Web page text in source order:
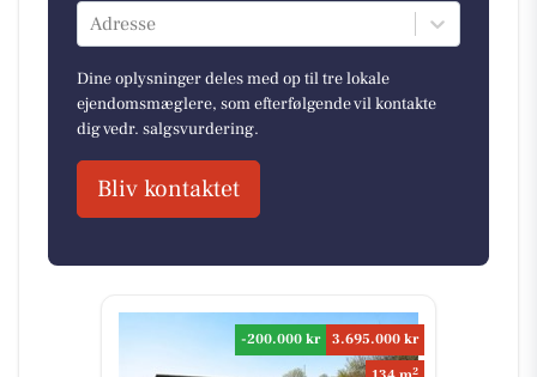
Adresse
Dine oplysninger deles med op til tre lokale
ejendomsmæglere, som efterfølgende vil kontakte
dig vedr. salgsvurdering.
Bliv kontaktet
-200.000 kr
3.695.000 kr
2